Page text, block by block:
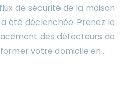
de sécurité de la maison
été déclenchée. Prenez le
des détecteurs de
votre domicile en…